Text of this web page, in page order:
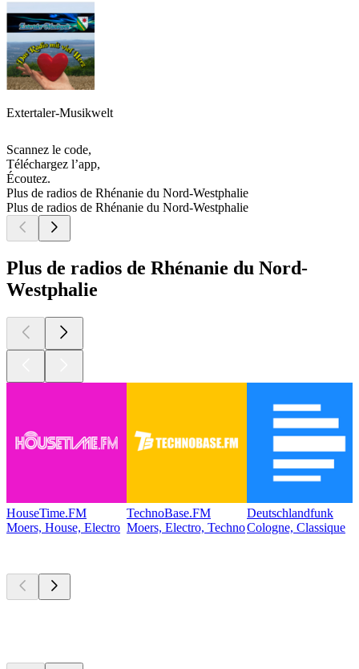
Extertaler-Musikwelt
Scannez le code,
Téléchargez l’app,
Écoutez.
Plus de radios de Rhénanie du Nord-Westphalie
Plus de radios de Rhénanie du Nord-Westphalie
Plus de radios de Rhénanie du Nord-
Westphalie
HouseTime.FM
Moers, House, Electro
TechnoBase.FM
Moers, Electro, Techno
Deutschlandfunk
Cologne, Classique